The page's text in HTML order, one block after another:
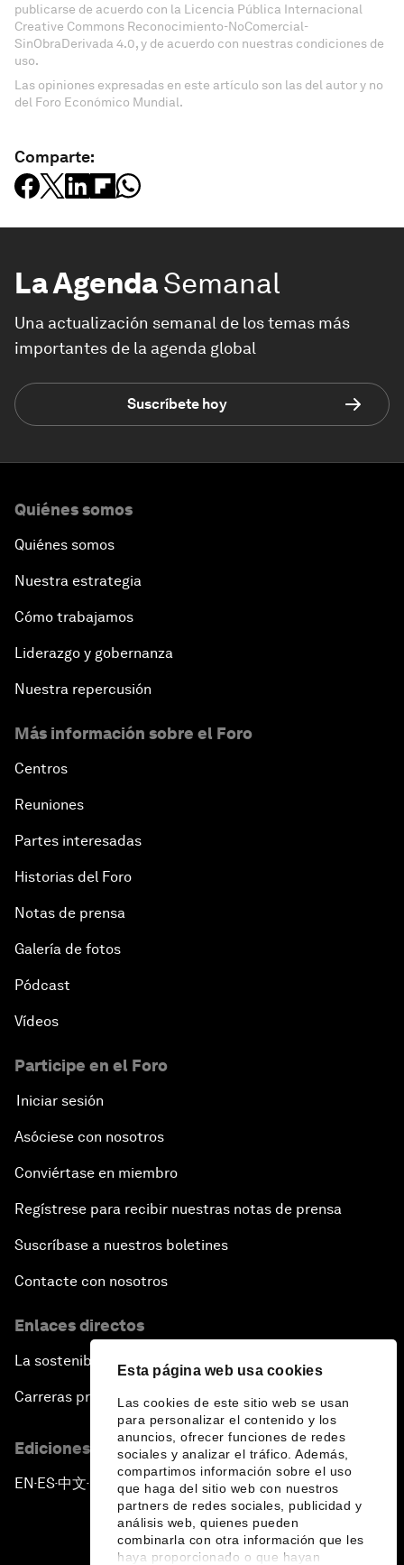
Esta página web usa cookies
Las cookies de este sitio web se usan
para personalizar el contenido y los
anuncios, ofrecer funciones de redes
sociales y analizar el tráfico. Además,
compartimos información sobre el uso
que haga del sitio web con nuestros
partners de redes sociales, publicidad y
análisis web, quienes pueden
combinarla con otra información que les
haya proporcionado o que hayan
publicarse de acuerdo con la Licencia Pública Internacional
Creative Commons Reconocimiento-NoComercial-
SinObraDerivada 4.0, y de acuerdo con nuestras condiciones de
uso.
Las opiniones expresadas en este artículo son las del autor y no
del Foro Económico Mundial.
Comparte:
La AgendaSemanal
Una actualización semanal de los temas más
importantes de la agenda global
Suscríbete hoy
Quiénes somos
Quiénes somos
Nuestra estrategia
Cómo trabajamos
Liderazgo y gobernanza
Nuestra repercusión
Más información sobre el Foro
Centros
Reuniones
Partes interesadas
Historias del Foro
Notas de prensa
Galería de fotos
Pódcast
Vídeos
Participe en el Foro
Iniciar sesión
Asóciese con nosotros
Conviértase en miembro
Regístrese para recibir nuestras notas de prensa
Suscríbase a nuestros boletines
Contacte con nosotros
Enlaces directos
La sostenibilidad en el Foro
Carreras profesionales
Ediciones en otros idiomas
EN ▪ES▪中文▪ 日本語